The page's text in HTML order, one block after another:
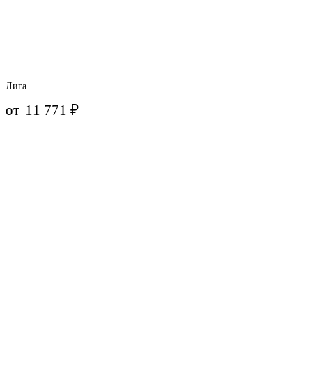
Лига
от 11 771₽